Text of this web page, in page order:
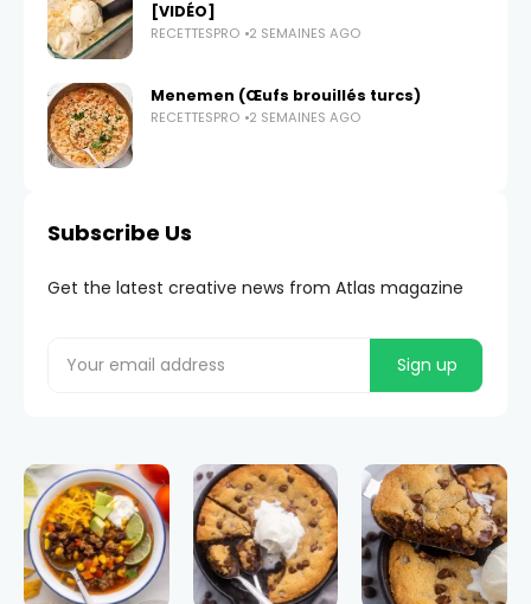
[VIDÉO]
RECETTESPRO 2 SEMAINES AGO
Menemen (Œufs brouillés turcs)
RECETTESPRO 2 SEMAINES AGO
Subscribe Us
Get the latest creative news from Atlas magazine